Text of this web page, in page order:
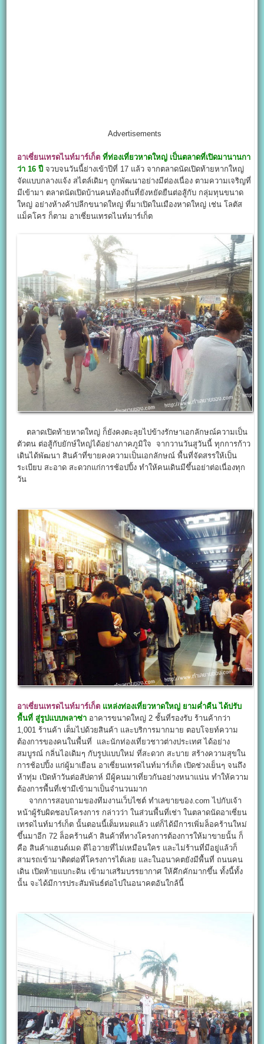
Advertisements
อาเซี่ยนเทรดไนท์มาร์เก็ต ที่ท่องเที่ยวหาดใหญ่ เป็นตลาดที่เปิดมานานกา
ว่า 16 ปี จวบจนวันนี้ย่างเข้าปีที่ 17 แล้ว จากตลาดนัดเปิดท้ายหากใหญ่
จัดแบบกลางแจ้ง สไตล์เดิมๆ ถูกพัฒนาอย่างมีต่องเนื่อง ตามความเจริญที่
มีเข้ามา ตลาดนัดเปิดบ้านคนท้องถิ่นที่ยังหยัดยืนต่อสู้กับ กลุ่มทุนขนาด
ใหญ่ อย่างห้างค้าปลีกขนาดใหญ่ ที่มาเปิดในเมืองหาดใหญ่ เช่น โลตัส
แม็คโคร ก็ตาม อาเซี่ยนเทรดไนท์มาร์เก็ต
ตลาดเปิดท้ายหาดใหญ่ ก็ยังคงตะลุยไปข้างรักษาเอกลักษณ์ความเป็น
ตัวตน ต่อสู้กับยักษ์ใหญ่ได้อย่างภาคภูมิใจ จากวานวันสูวันนี้ ทุกการก้าว
เดินได้พัฒนา สินค้าที่ขายคงความเป็นเอกลักษณ์ พื้นที่จัดสรรให้เป็น
ระเบียบ สะอาด สะดวกแก่การช้อปปิ้ง ทำให้คนเดินมีขึ้นอย่าต่อเนื่องทุก
วัน
อาเซี่ยนเทรดไนท์มาร์เก็ต แหล่งท่องเที่ยวหาดใหญ่ ยามค่ำคืน ได้ปรับ
พื้นที่ สู่รูปแบบพลาซ่า อาคารขนาดใหญ่ 2 ชั้นที่รองรับ ร้านค้ากว่า
1,001 ร้านค้า เต็มไปด้วยสินค้า และบริการมากมาย ตอบโจยท์ความ
ต้องการของคนในพื้นที่ และนักท่องเที่ยวชาวต่างประเทศ ได้อย่าง
สมบูรณ์ กลิ่นไอเดิมๆ กับรูปแบบใหม่ ที่สะดวก สะบาย สร้างความสุขใน
การช้อปปิ้ง แก่ผู้มาเยือน อาเซี่ยนเทรดไนท์มาร์เก็ต เปิดช่วงเย็นๆ จนถึง
ห้าทุ่ม เปิดห้าวันต่อสัปดาห์ มีผู้คนมาเที่ยวกันอย่างหนาแน่น ทำให้ความ
ต้องการพื้นที่เช่ามีเข้ามาเป็นจำนวนมาก
จากการสอบถามของทีมงานเว็บไซต์ ทำเลขายของ.com ไปกับเจ้า
หน้าผู้รับผิดชอบโครงการ กล่าวว่า ในส่วนพื้นที่เช่า ในตลาดนัดอาเซี่ยน
เทรดไนท์มาร์เก็ต นั้นตอนนี้เต็มหมดแล้ว แต่ก็ได้มีการเพิ่มล็อคร้านใหม่
ขึ้นมาอีก 72 ล็อคร้านค้า สินค้าที่ทางโครงการต้องการให้มาขายนั้น ก็
คือ สินค้าแฮนด์เมด ดีไอวายที่ไม่เหมือนใคร และไม่ร้านที่มีอยู่แล้วก็
สามรถเข้ามาติดต่อที่โครงการได้เลย และในอนาคตยังมีพื้นที่ ถนนคน
เดิน เปิดท้ายแบกะดิน เข้ามาเสริมบรรยากาศ ให้คึกคักมากขึ้น ทั้งนี้ทั้ง
นั้น จะได้มีการประสัมพันธ์ต่อไปในอนาคตอันใกล้นี้